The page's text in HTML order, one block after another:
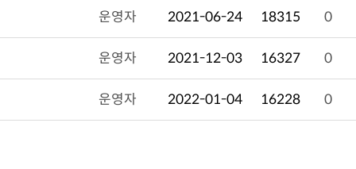
운영자 2021-06-24 18315 0
운영자 2021-12-03 16327 0
운영자 2022-01-04 16228 0